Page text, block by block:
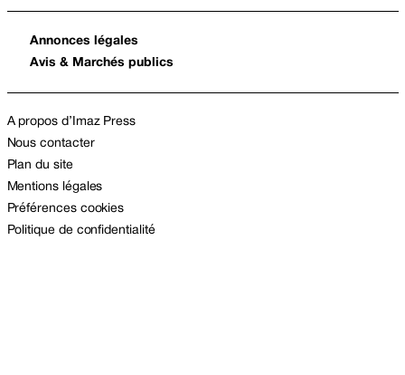
Annonces légales
Avis & Marchés publics
A propos d’Imaz Press
Nous contacter
Plan du site
Mentions légales
Préférences cookies
Politique de confidentialité